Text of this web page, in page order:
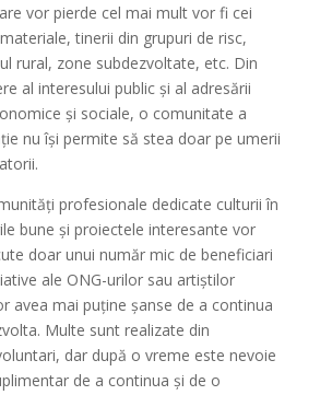
vor pierde cel mai mult vor fi cei
tinerii din grupuri de risc,
rural, zone subdezvoltate, etc. Din
al interesului public și al adresării
și sociale, o comunitate a
nu își permite să stea doar pe umerii
profesionale dedicate culturii în
bune și proiectele interesante vor
doar unui număr mic de beneficiari
ale ONG-urilor sau artiștilor
avea mai puține șanse de a continua
Multe sunt realizate din
dar după o vreme este nevoie
de a continua și de o